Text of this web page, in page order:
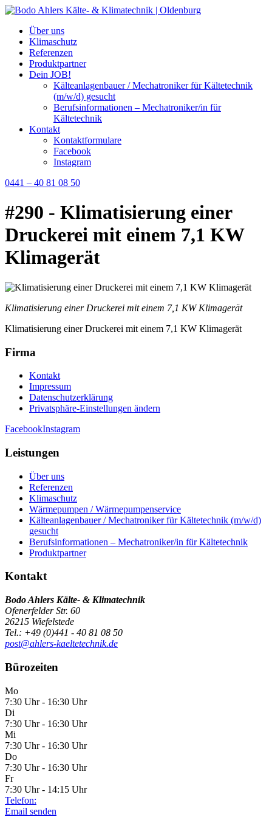
Über uns
Klimaschutz
Referenzen
Produktpartner
Dein JOB!
Kälteanlagenbauer / Mechatroniker für Kältetechnik
(m/w/d) gesucht
Berufsinformationen – Mechatroniker/in für
Kältetechnik
Kontakt
Kontaktformulare
Facebook
Instagram
0441 – 40 81 08 50
#290 - Klimatisierung einer
Druckerei mit einem 7,1 KW
Klimagerät
Klimatisierung einer Druckerei mit einem 7,1 KW Klimagerät
Klimatisierung einer Druckerei mit einem 7,1 KW Klimagerät
Firma
Kontakt
Impressum
Datenschutzerklärung
Privatsphäre-Einstellungen ändern
FacebookInstagram
Leistungen
Über uns
Referenzen
Klimaschutz
Wärmepumpen / Wärmepumpenservice
Kälteanlagenbauer / Mechatroniker für Kältetechnik (m/w/d)
gesucht
Berufsinformationen – Mechatroniker/in für Kältetechnik
Produktpartner
Kontakt
Bodo Ahlers Kälte- & Klimatechnik
Ofenerfelder Str. 60
26215 Wiefelstede
Tel.: +49 (0)441 - 40 81 08 50
post@ahlers-kaeltetechnik.de
Bürozeiten
Mo
7:30 Uhr - 16:30 Uhr
Di
7:30 Uhr - 16:30 Uhr
Mi
7:30 Uhr - 16:30 Uhr
Do
7:30 Uhr - 16:30 Uhr
Fr
7:30 Uhr - 14:15 Uhr
Telefon:
Email senden